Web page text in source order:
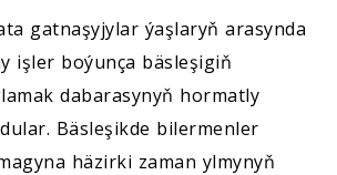
gatnaşyjylar ýaşlaryň arasynda
işler boýunça bäsleşigiň
dabarasynyň hormatly
Bäsleşikde bilermenler
häzirki zaman ylmynyň